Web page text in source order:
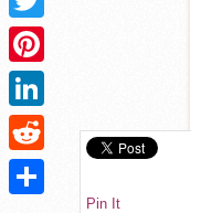
Pin It
Twitter
Pinterest
LinkedIn
Reddit